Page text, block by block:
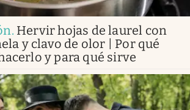
. Hervir hojas de laurel con
y clavo de olor | Por qué
y para qué sirve